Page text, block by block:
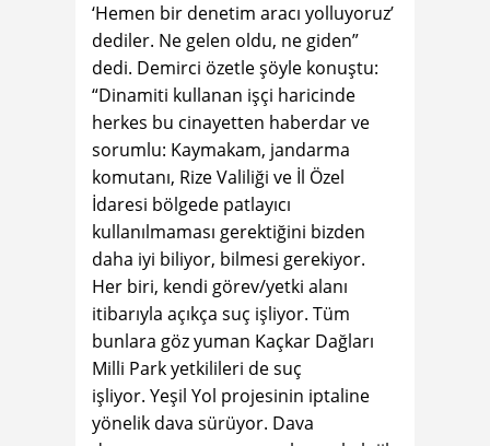
‘Hemen bir denetim aracı yolluyoruz’
dediler. Ne gelen oldu, ne giden”
dedi. Demirci özetle şöyle konuştu:
“Dinamiti kullanan işçi haricinde
herkes bu cinayetten haberdar ve
sorumlu: Kaymakam, jandarma
komutanı, Rize Valiliği ve İl Özel
İdaresi bölgede patlayıcı
kullanılmaması gerektiğini bizden
daha iyi biliyor, bilmesi gerekiyor.
Her biri, kendi görev/yetki alanı
itibarıyla açıkça suç işliyor. Tüm
bunlara göz yuman Kaçkar Dağları
Milli Park yetkilileri de suç
işliyor. Yeşil Yol projesinin iptaline
yönelik dava sürüyor. Dava